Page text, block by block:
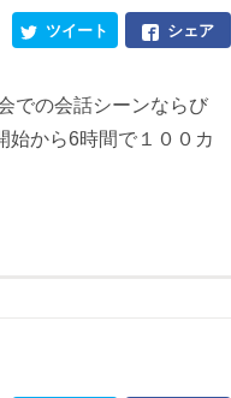
シェア
ツイート
での会話シーンならび
始から6時間で１００カ